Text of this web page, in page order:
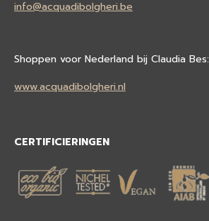
info@acquadibolgheri.be
Shoppen voor Nederland bij Claudia Bes:
www.acquadibolgheri.nl
CERTIFICIERINGEN